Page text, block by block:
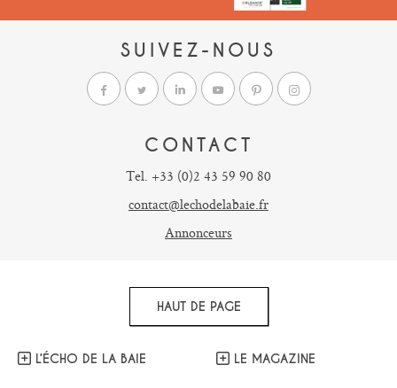
SUIVEZ-NOUS
CONTACT
Tel. +33 (0)2 43 59 90 80
contact@lechodelabaie.fr
Annonceurs
HAUT DE PAGE
L’ÉCHO DE LA BAIE LE MAGAZINE